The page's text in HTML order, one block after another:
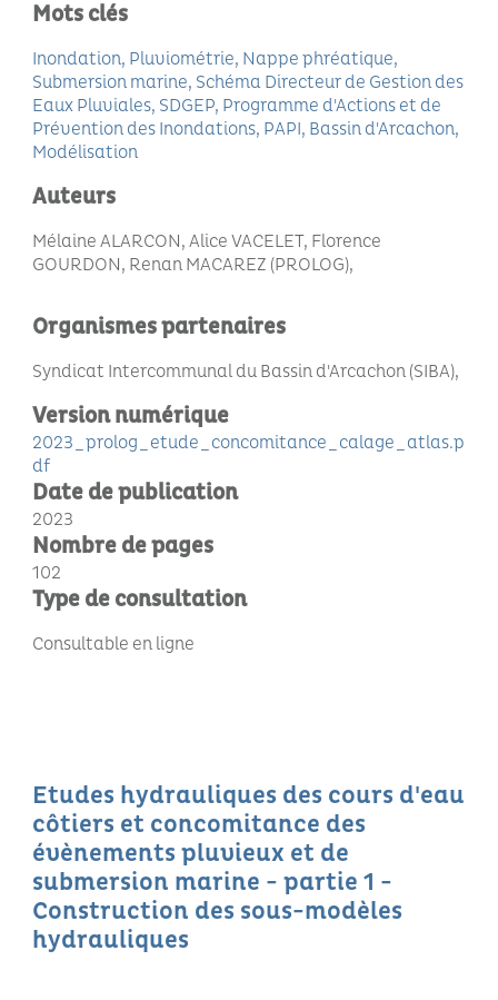
Mots clés
Inondation Pluviométrie Nappe phréatique
Submersion marine Schéma Directeur de Gestion des
Eaux Pluviales SDGEP Programme d'Actions et de
Prévention des Inondations PAPI Bassin d'Arcachon
Modélisation
Auteurs
Mélaine ALARCON, Alice VACELET, Florence
GOURDON, Renan MACAREZ (PROLOG)
Organismes partenaires
Syndicat Intercommunal du Bassin d'Arcachon (SIBA)
Version numérique
2023_prolog_etude_concomitance_calage_atlas.p
df
Date de publication
2023
Nombre de pages
102
Type de consultation
Consultable en ligne
Etudes hydrauliques des cours d'eau
côtiers et concomitance des
évènements pluvieux et de
submersion marine - partie 1 -
Construction des sous-modèles
hydrauliques